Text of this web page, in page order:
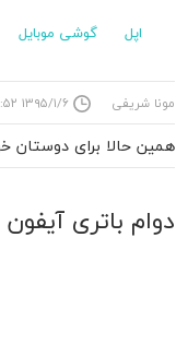
اپل گوشی موبایل
مونا شریفی ۱۳۹۵/۱/۶ ۱۵:۴۵:۵۲
همین حالا برای دوستان
دوام باتری آیفون SE از آیفون 6 اس و گلکسی اس 7 بیشتر است